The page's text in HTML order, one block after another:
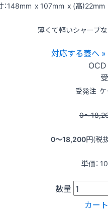
：148mm x 107mm x (高)22mm
薄くて軽いシャープ
対応する蓋へ »
OCD
受発注
0〜
0〜18,200円(税
単価：
数量
カー